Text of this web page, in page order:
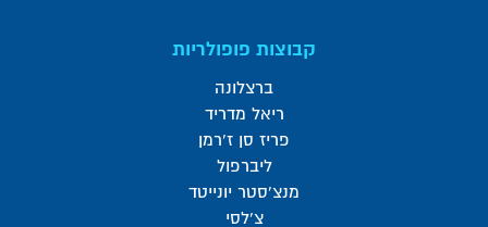
קבוצות פופולריות
ברצלונה
ריאל מדריד
פריז סן ז'רמן
ליברפול
מנצ'סטר יונייטד
צ'לסי